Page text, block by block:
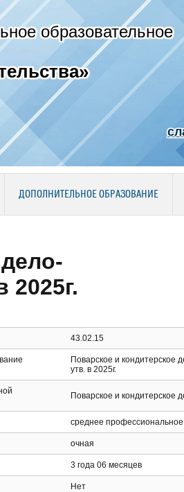
образовательное
ДОПОЛНИТЕЛЬНОЕ ОБРАЗОВАНИЕ
43.02.15
Поварское и кондитерское
утв. в 2025г.
Поварское и
среднее
очная
3 года 06 месяцев
Нет